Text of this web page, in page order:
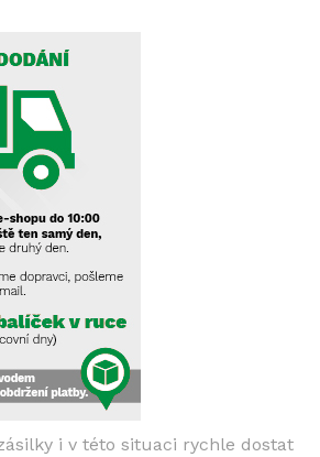
i v této situaci rychle dostat